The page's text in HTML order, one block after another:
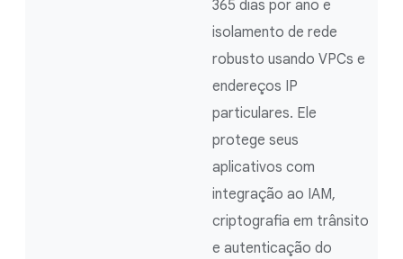
365 dias por ano e
isolamento de rede
robusto usando VPCs e
endereços IP
particulares. Ele
protege seus
aplicativos com
integração ao IAM,
criptografia em trânsito
e autenticação do